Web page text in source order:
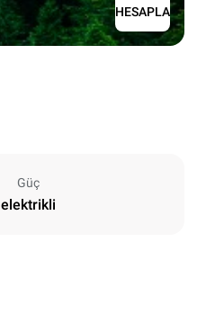
HESAPLA
Güç
elektrikli